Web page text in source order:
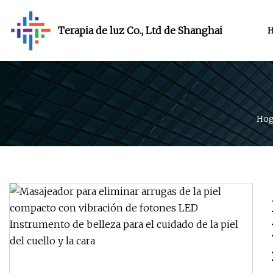
Terapia de luz Co., Ltd de Shanghai